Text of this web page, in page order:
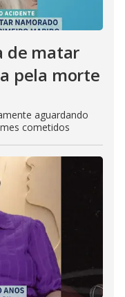
de matar
pela morte
aguardando
cometidos